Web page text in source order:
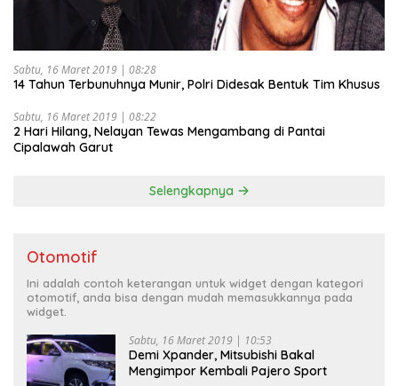
Sabtu, 16 Maret 2019 | 08:28
14 Tahun Terbunuhnya Munir, Polri Didesak Bentuk Tim Khusus
Sabtu, 16 Maret 2019 | 08:22
2 Hari Hilang, Nelayan Tewas Mengambang di Pantai
Cipalawah Garut
Selengkapnya
Otomotif
Ini adalah contoh keterangan untuk widget dengan kategori
otomotif, anda bisa dengan mudah memasukkannya pada
widget.
Sabtu, 16 Maret 2019 | 10:53
Demi Xpander, Mitsubishi Bakal
Mengimpor Kembali Pajero Sport